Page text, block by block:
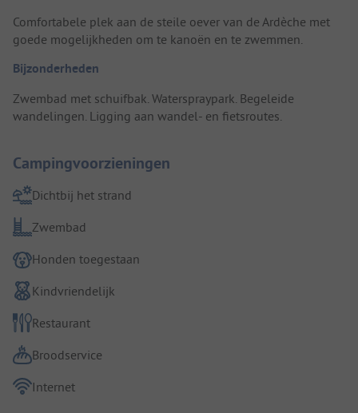
Comfortabele plek aan de steile oever van de Ardèche met
goede mogelijkheden om te kanoën en te zwemmen.
Bijzonderheden
Zwembad met schuifbak. Waterspraypark. Begeleide
wandelingen. Ligging aan wandel- en fietsroutes.
Campingvoorzieningen
Dichtbij het strand
Zwembad
Honden toegestaan
Kindvriendelijk
Restaurant
Broodservice
Internet